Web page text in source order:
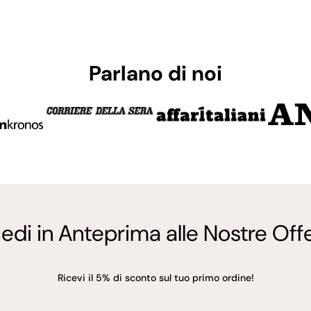
Parlano di noi
in Anteprima alle Nostre
Ricevi il 5% di sconto sul tuo primo ordine!